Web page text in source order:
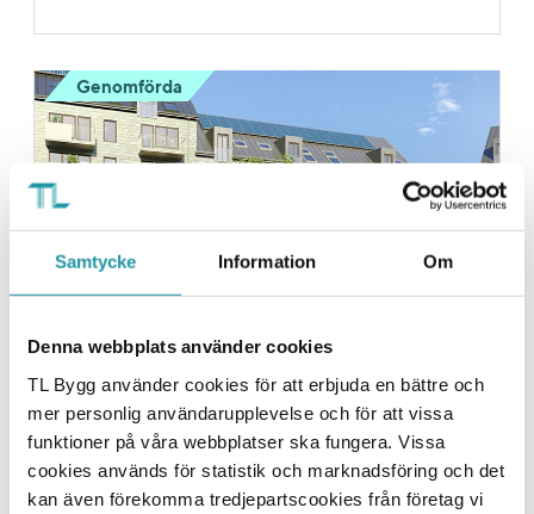
Samtycke Information Om
Denna webbplats använder cookies
TL Bygg använder cookies för att erbjuda en bättre och
mer personlig användarupplevelse och för att vissa
funktioner på våra webbplatser ska fungera. Vissa
cookies används för statistik och marknadsföring och det
kan även förekomma tredjepartscookies från företag vi
Genomförda
Nobelberget kv. 8
Nyproduktion av 93 lgh på Nobelberget i Sickla.